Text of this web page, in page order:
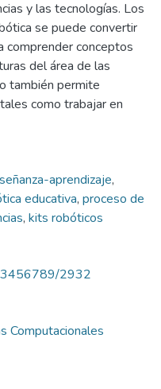
y las tecnologías. Los
se puede convertir
comprender conceptos
del área de las
también permite
como trabajar en
aprendizaje,
educativa, proceso de
, kits robóticos
2932
Computacionales